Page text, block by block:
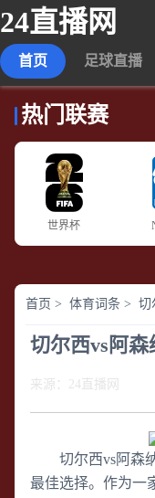
24直播网
首页 足球直播
热门联赛
世界杯
首页 > 体育词条 > 切
切尔西vs阿森
来源： 24直播网
切尔西vs阿森
最佳选择。作为一